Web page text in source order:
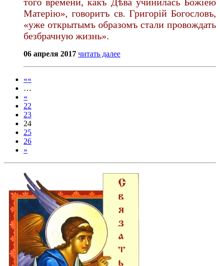
Матерію», говоритъ св. Григорій Богословъ,
«уже открытымъ образомъ стали провождать
безбрачную жизнь».
06 апреля 2017 читать далее
««
…
«
22
23
24
25
26
»